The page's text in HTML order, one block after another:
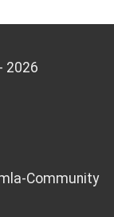
2026
Community